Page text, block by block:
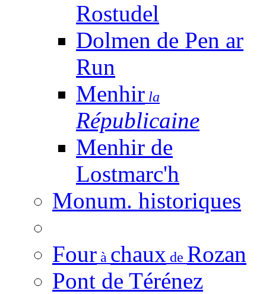
Rostudel
Dolmen de Pen ar
Run
Menhir la
Républicaine
Menhir de
Lostmarc'h
Monum. historiques
Four à chaux de Rozan
Pont de Térénez